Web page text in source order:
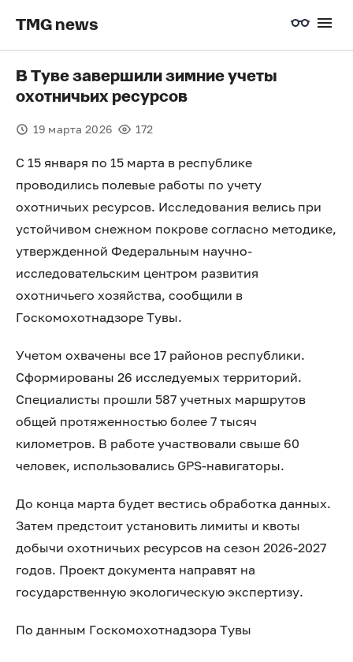
TMG news
В Туве завершили зимние учеты
охотничьих ресурсов
19 марта 2026 172
С 15 января по 15 марта в республике
проводились полевые работы по учету
охотничьих ресурсов. Исследования велись при
устойчивом снежном покрове согласно методике,
утвержденной Федеральным научно-
исследовательским центром развития
охотничьего хозяйства, сообщили в
Госкомохотнадзоре Тувы.
Учетом охвачены все 17 районов республики.
Сформированы 26 исследуемых территорий.
Специалисты прошли 587 учетных маршрутов
общей протяженностью более 7 тысяч
километров. В работе участвовали свыше 60
человек, использовались GPS-навигаторы.
До конца марта будет вестись обработка данных.
Затем предстоит установить лимиты и квоты
добычи охотничьих ресурсов на сезон 2026-2027
годов. Проект документа направят на
государственную экологическую экспертизу.
По данным Госкомохотнадзора Тувы